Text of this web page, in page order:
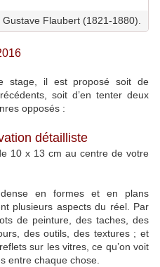
Gustave Flaubert (1821-1880).
stage, il est proposé soit de
soit d’en tenter deux
opposés :
détailliste
10 x 13 cm au centre de votre
en formes et en plans
plusieurs aspects du réel. Par
de peinture, des taches, des
des outils, des textures ; et
sur les vitres, ce qu’on voit
entre chaque chose.